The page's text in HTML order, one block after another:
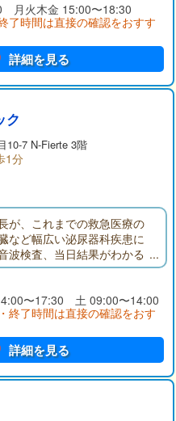
月火木金 15:00〜18:30
了時間は直接の確認をおすす
詳細を見る
ク
10-7 N-Fierte 3階
1分
が、これまでの救急医療の
など幅広い泌尿器科疾患に
波検査、当日結果がわかる
つ的確な診断と、プライバ
ています。原木中山駅東
事帰りや買い物の合間にも
〜17:30 土 09:00〜14:00
終了時間は直接の確認をおす
詳細を見る